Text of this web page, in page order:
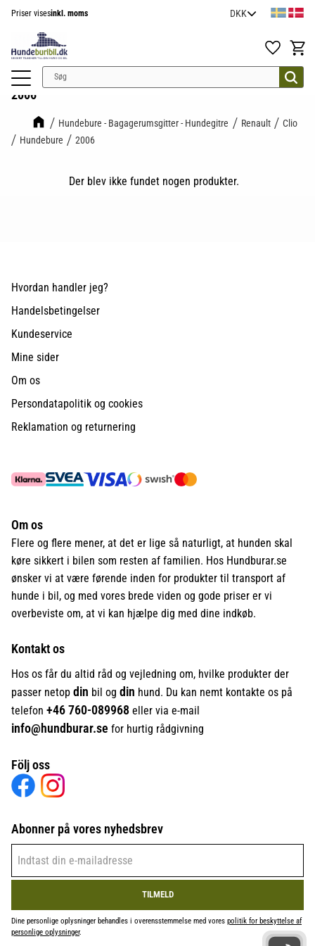
Priser visesinkl. moms
Favoritter
2006
Hundebure - Bagagerumsgitter - Hundegitre Renault
Clio
Hundebure
2006
Der blev ikke fundet nogen produkter.
Hvordan handler jeg?
Handelsbetingelser
Kundeservice
Mine sider
Om os
Persondatapolitik og cookies
Reklamation og returnering
Om os
Flere og flere mener, at det er lige så naturligt, at hunden skal
køre sikkert i bilen som resten af familien. Hos Hundburar.se
ønsker vi at være førende inden for produkter til transport af
hunde i bil, og med vores brede viden og gode priser er vi
overbeviste om, at vi kan hjælpe dig med dine indkøb.
Kontakt os
Hos os får du altid råd og vejledning om, hvilke produkter der
passer netop din bil og din hund. Du kan nemt kontakte os på
telefon +46760-089968 eller via e-mail
info@hundburar.se for hurtig rådgivning
Följ oss
Abonner på vores nyhedsbrev
TILMELD
Dine personlige oplysninger behandles i overensstemmelse med vores politik for beskyttelse af
personlige oplysninger.